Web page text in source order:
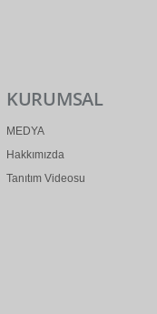
KURUMSAL
MEDYA
Hakkımızda
Tanıtım Videosu